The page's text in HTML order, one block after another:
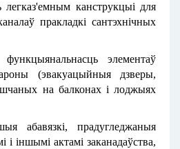
легказ'емным канструкцыі для
пракладкі сантэхнічных
элементаў
(эвакуацыйныя дзверы,
на балконах і лоджыях
абавязкі, прадугледжаныя
і іншымі актамі заканадаўства,